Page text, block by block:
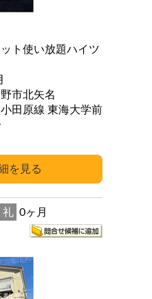
ト使い放題ハイツ
市北矢名
田原線 東海大学前
礼 0ヶ月